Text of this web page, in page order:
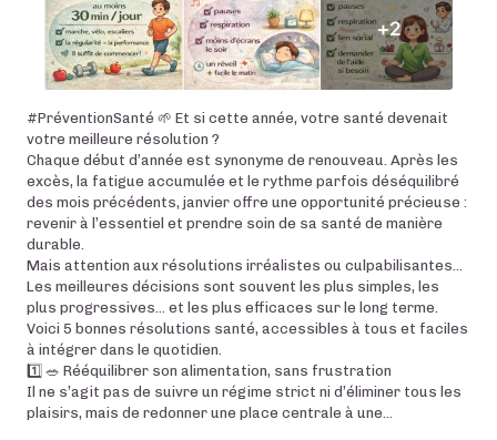
#PréventionSanté 🌱 Et si cette année, votre santé devenait
votre meilleure résolution ?
Chaque début d’année est synonyme de renouveau. Après les
excès, la fatigue accumulée et le rythme parfois déséquilibré
des mois précédents, janvier offre une opportunité précieuse :
revenir à l’essentiel et prendre soin de sa santé de manière
durable.
Mais attention aux résolutions irréalistes ou culpabilisantes...
Les meilleures décisions sont souvent les plus simples, les
plus progressives… et les plus efficaces sur le long terme.
Voici 5 bonnes résolutions santé, accessibles à tous et faciles
à intégrer dans le quotidien.
1️⃣ 🥗 Rééquilibrer son alimentation, sans frustration
Il ne s’agit pas de suivre un régime strict ni d’éliminer tous les
plaisirs, mais de redonner une place centrale à une...